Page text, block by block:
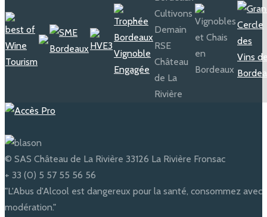
© SAS Château de La Rivière 33126 La Rivière Fronsac
+ 33 (0) 5 57 55 56 56
"L'Abus d'Alcool est dangereux pour la santé, consommez avec
modération."